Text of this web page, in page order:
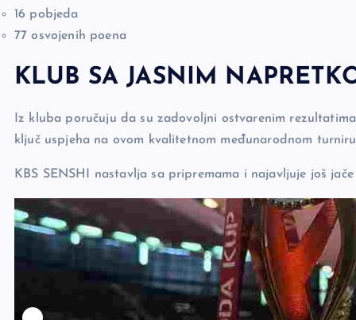
16 pobjeda
77 osvojenih poena
KLUB SA JASNIM
Iz kluba poručuju da su zadovoljni ostvarenim
ključ uspjeha na ovom kvalitetnom međunarodnom
KBS SENSHI nastavlja sa pripremama i najavljuje još